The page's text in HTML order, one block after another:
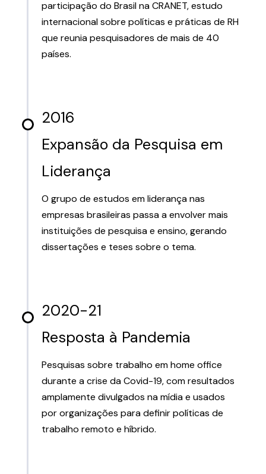
participação do Brasil na CRANET, estudo
internacional sobre políticas e práticas de RH
que reunia pesquisadores de mais de 40
países.
2016
Expansão da Pesquisa em
Liderança
O grupo de estudos em liderança nas
empresas brasileiras passa a envolver mais
instituições de pesquisa e ensino, gerando
dissertações e teses sobre o tema.
2020-21
Resposta à Pandemia
Pesquisas sobre trabalho em home office
durante a crise da Covid-19, com resultados
amplamente divulgados na mídia e usados
por organizações para definir políticas de
trabalho remoto e híbrido.